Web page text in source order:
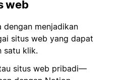
web
dengan menjadikan
situs web yang dapat
satu klik.
situs web pribadi—